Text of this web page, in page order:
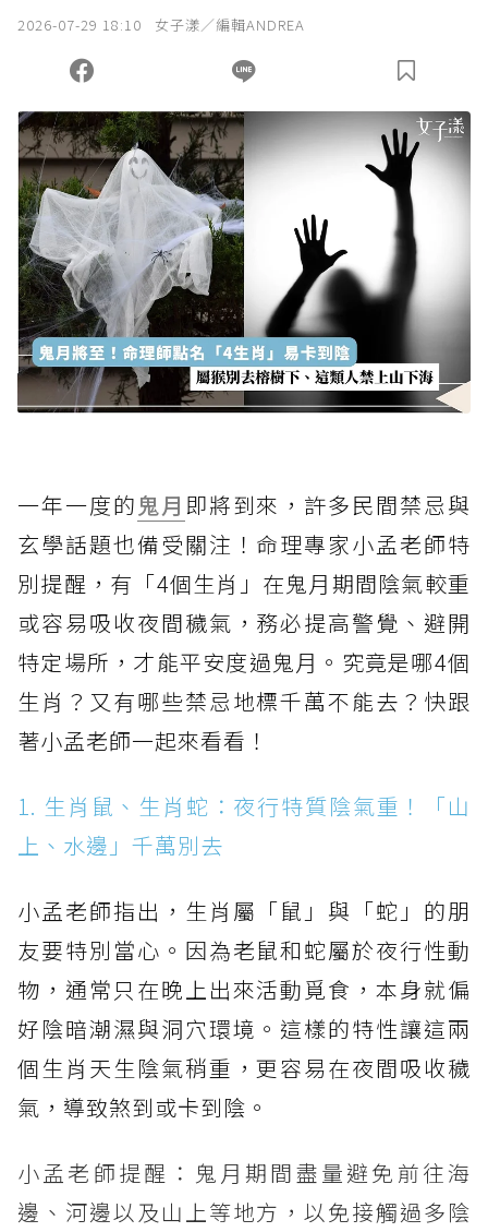
2026-07-29 18:10 女子漾／編輯ANDREA
一年一度的 鬼月 即將到來，許多民間禁忌與
玄學話題也備受關注！命理專家小孟老師特
別提醒，有「4個生肖」在鬼月期間陰氣較重
或容易吸收夜間穢氣，務必提高警覺、避開
特定場所，才能平安度過鬼月。究竟是哪4個
生肖？又有哪些禁忌地標千萬不能去？快跟
著小孟老師一起來看看！
1. 生肖鼠、生肖蛇：夜行特質陰氣重！「山
上、水邊」千萬別去
小孟老師指出，生肖屬「鼠」與「蛇」的朋
友要特別當心。因為老鼠和蛇屬於夜行性動
物，通常只在晚上出來活動覓食，本身就偏
好陰暗潮濕與洞穴環境。這樣的特性讓這兩
個生肖天生陰氣稍重，更容易在夜間吸收穢
氣，導致煞到或卡到陰。
小孟老師提醒：鬼月期間盡量避免前往海
邊、河邊以及山上等地方，以免接觸過多陰